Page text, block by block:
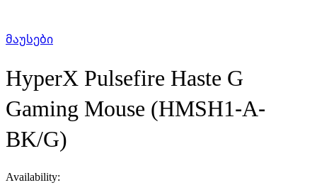
მაუსები
HyperX Pulsefire Haste G
Gaming Mouse (HMSH1-A-
BK/G)
Availability: